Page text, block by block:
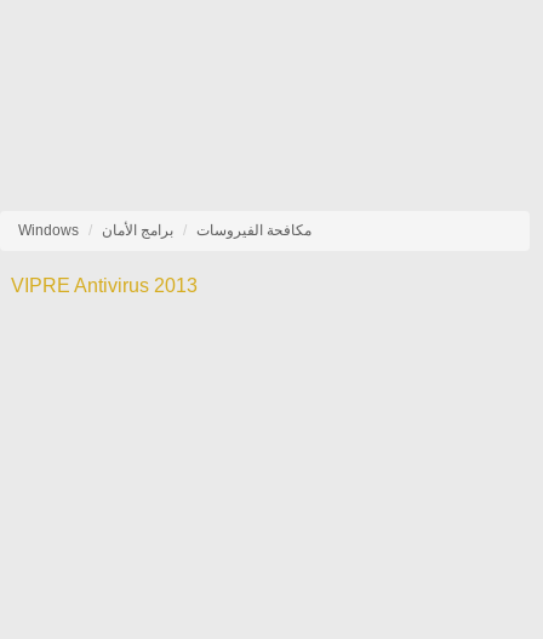
Windows برامج الأمان مكافحة الفيروسات
VIPRE Antivirus 2013